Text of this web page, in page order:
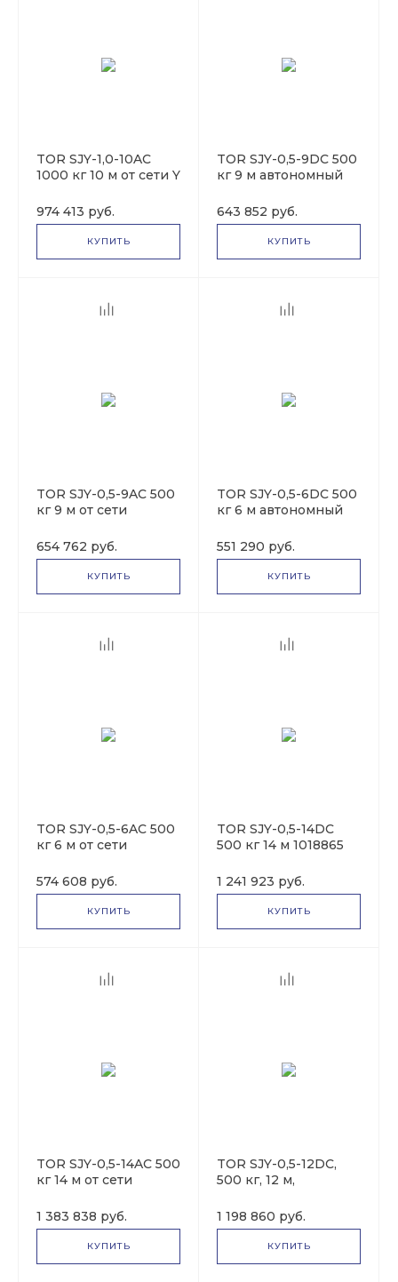
TOR SJY-1,0-10AC
1000 кг 10 м от сети Y
974 413 руб.
КУПИТЬ
TOR SJY-0,5-9DC 500
кг 9 м автономный
643 852 руб.
КУПИТЬ
TOR SJY-0,5-9AC 500
кг 9 м от сети
654 762 руб.
КУПИТЬ
TOR SJY-0,5-6DC 500
кг 6 м автономный
551 290 руб.
КУПИТЬ
TOR SJY-0,5-6AC 500
кг 6 м от сети
574 608 руб.
КУПИТЬ
TOR SJY-0,5-14DC
500 кг 14 м 1018865
1 241 923 руб.
КУПИТЬ
TOR SJY-0,5-14AC 500
кг 14 м от сети
1 383 838 руб.
КУПИТЬ
TOR SJY-0,5-12DC,
500 кг, 12 м,
1018864
1 198 860 руб.
КУПИТЬ